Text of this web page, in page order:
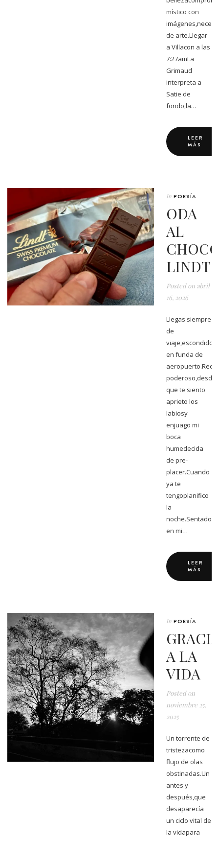
místico con
de arte.Llegar
a Villacon a las
7:27amLa
Grimaud
interpreta a
Satie de
fondo,la…
LEER
MÁS
In POESÍA
ODA
AL
LINDT
Posted on abril
16, 2026
Llegas siempre
de
viaje,escondido
en funda de
poderoso,desde
que te siento
aprieto los
labiosy
enjuago mi
boca
humedecida
de pre-
placer.Cuando
ya te
tengoplanifico
la
noche.Sentado
en mi…
LEER
MÁS
In POESÍA
A LA
VIDA
Posted on
noviembre 25,
2025
Un torrente de
tristezacomo
flujo de olas
obstinadas.Un
antes y
después,que
desaparecía
un ciclo vital de
la vidapara